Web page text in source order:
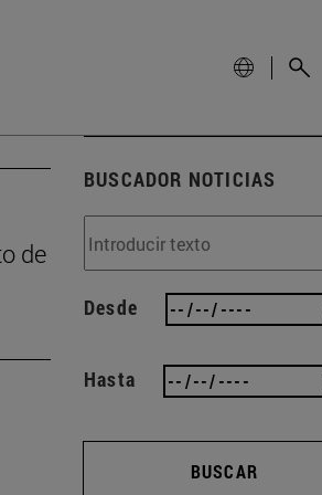
de
BUSCADOR NOTICIAS
Desde
Hasta
BUSCAR